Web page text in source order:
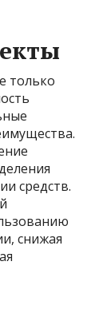
только
средств.
снижая